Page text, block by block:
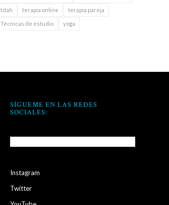
tdah terapia online terapia pareja
Técnicas de estudio yoga
SÍGUEME EN LAS REDES
SOCIALES:
Instagram
Twitter